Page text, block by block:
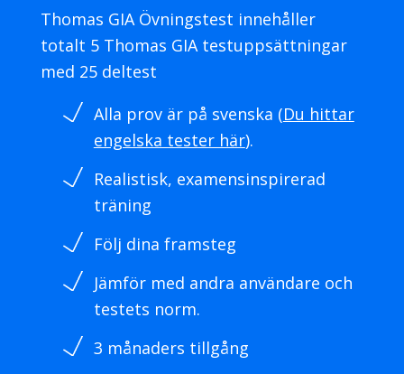
Thomas GIA Övningstest innehåller
totalt 5 Thomas GIA testuppsättningar
med 25 deltest
Alla prov är på svenska (Du hittar
engelska tester här).
Realistisk, examensinspirerad
träning
Följ dina framsteg
Jämför med andra användare och
testets norm.
3 månaders tillgång